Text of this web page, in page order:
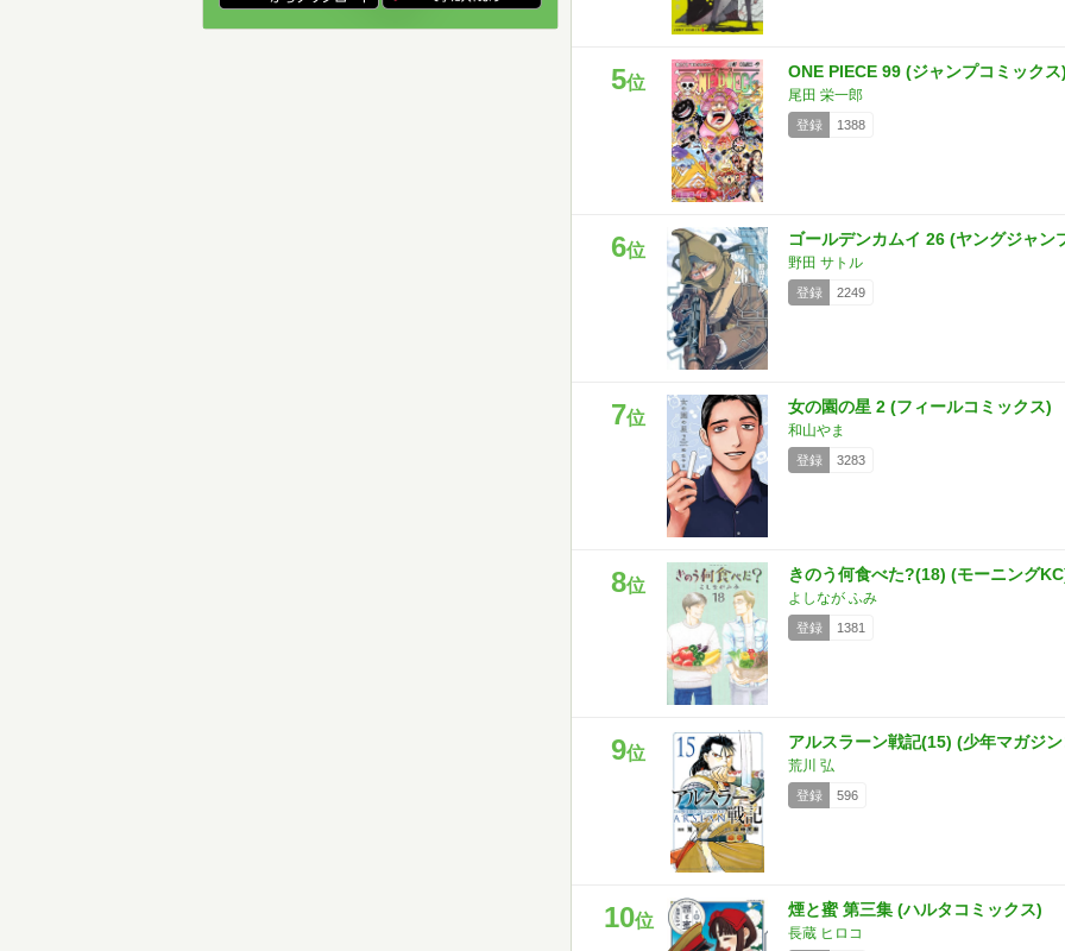
5位
ONE PIECE 99 (ジャンプコミックス)
尾田 栄一郎
登録 1388
6位
ゴールデンカムイ 26 (ヤングジャン
野田 サトル
登録 2249
7位
女の園の星 2 (フィールコミックス)
和山やま
登録 3283
8位
きのう何食べた?(18) (モーニング
よしなが ふみ
登録 1381
9位
アルスラーン戦記(15) (少年マガジ
荒川 弘
登録 596
10位
煙と蜜 第三集 (ハルタコミックス)
長蔵 ヒロコ